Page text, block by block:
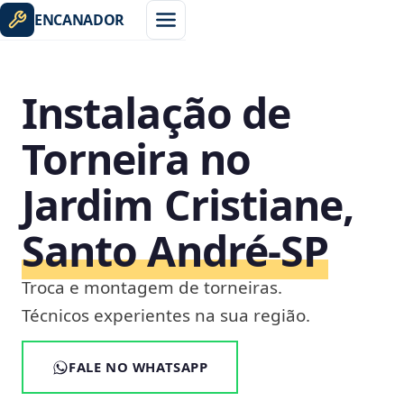
ENCANADOR
Instalação de
Torneira no
Jardim Cristiane,
Santo André‑SP
Troca e montagem de torneiras.
Técnicos experientes na sua região.
FALE NO WHATSAPP